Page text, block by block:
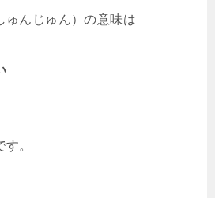
ゅんじゅん）の意味は
。